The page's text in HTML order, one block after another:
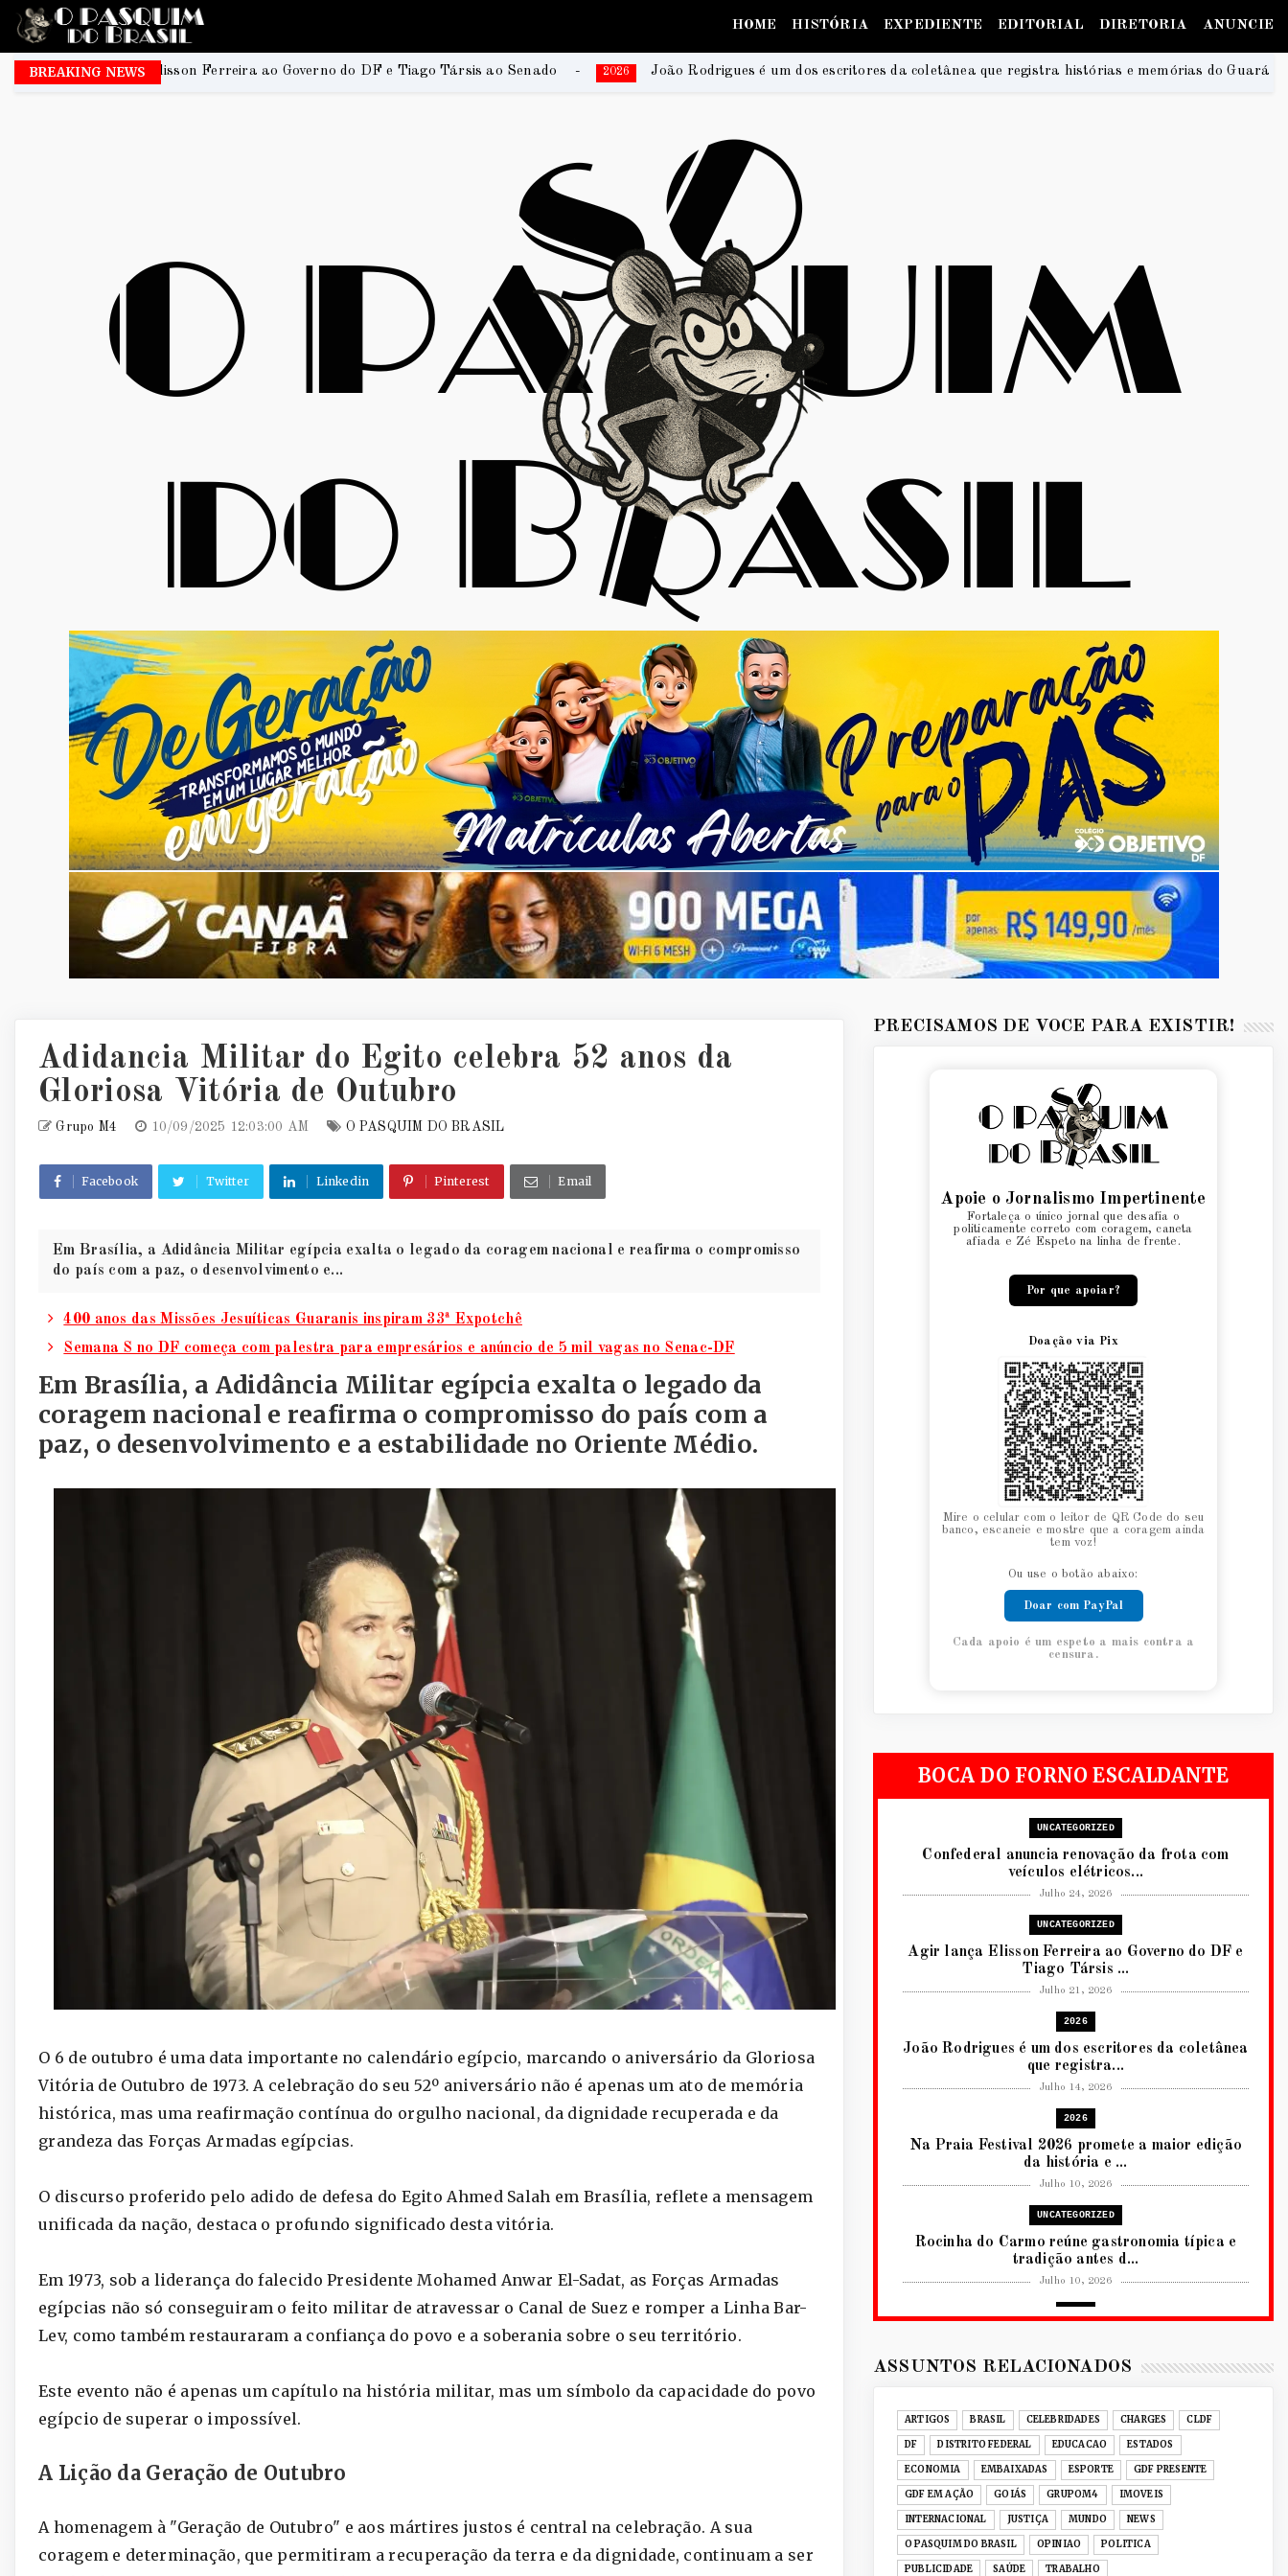
HOME HISTÓRIA EXPEDIENTE EDITORIAL DIRETORIA ANUNCIE
BREAKING NEWS
ao Governo do DF e Tiago Társis ao Senado 2026 João Rodrigues é um dos escritores da coletânea que registra histórias e memórias do Guará 2026 Na Praia Festival
Adidancia Militar do Egito celebra 52 anos da
Gloriosa Vitória de Outubro
Grupo M4 10/09/2025 12:03:00 AM O PASQUIM DO BRASIL
Facebook Twitter Linkedin Pinterest Email
Em Brasília, a Adidância Militar egípcia exalta o legado da coragem nacional e reafirma o compromisso
do país com a paz, o desenvolvimento e...
400 anos das Missões Jesuíticas Guaranis inspiram 33ª Expotchê
Semana S no DF começa com palestra para empresários e anúncio de 5 mil vagas no Senac-DF
Em Brasília, a Adidância Militar egípcia exalta o legado da
coragem nacional e reafirma o compromisso do país com a
paz, o desenvolvimento e a estabilidade no Oriente Médio.
O 6 de outubro é uma data importante no calendário egípcio, marcando o aniversário da Gloriosa
Vitória de Outubro de 1973. A celebração do seu 52º aniversário não é apenas um ato de memória
histórica, mas uma reafirmação contínua do orgulho nacional, da dignidade recuperada e da
grandeza das Forças Armadas egípcias.
O discurso proferido pelo adido de defesa do Egito Ahmed Salah em Brasília, reflete a mensagem
unificada da nação, destaca o profundo significado desta vitória.
Em 1973, sob a liderança do falecido Presidente Mohamed Anwar El-Sadat, as Forças Armadas
egípcias não só conseguiram o feito militar de atravessar o Canal de Suez e romper a Linha Bar-
Lev, como também restauraram a confiança do povo e a soberania sobre o seu território.
Este evento não é apenas um capítulo na história militar, mas um símbolo da capacidade do povo
egípcio de superar o impossível.
A Lição da Geração de Outubro
A homenagem à "Geração de Outubro" e aos mártires justos é central na celebração. A sua
coragem e determinação, que permitiram a recuperação da terra e da dignidade, continuam a ser
PRECISAMOS DE VOCÊ PARA EXISTIR!
Apoie o Jornalismo Impertinente
Fortaleça o único jornal que desafia o
politicamente correto com coragem, caneta
afiada e Zé Espeto na linha de frente.
Por que apoiar?
Doação via Pix
Mire o celular com o leitor de QR Code do seu
banco, escaneie e mostre que a coragem ainda
tem voz!
Ou use o botão abaixo:
Doar com PayPal
Cada apoio é um espeto a mais contra a
censura.
BOCA DO FORNO ESCALDANTE
UNCATEGORIZED
Confederal anuncia renovação da frota com
veículos elétricos...
Julho 24, 2026
UNCATEGORIZED
Agir lança Elisson Ferreira ao Governo do DF e
Tiago Társis ...
Julho 21, 2026
2026
João Rodrigues é um dos escritores da coletânea
que registra...
Julho 14, 2026
2026
Na Praia Festival 2026 promete a maior edição
da história e ...
Julho 10, 2026
UNCATEGORIZED
Rocinha do Carmo reúne gastronomia típica e
tradição antes d...
Julho 10, 2026
BRASÍLIA COM CULTURA, DIPLOM...
UNCATEGORIZED
Senac-DF leva oficinas gastronômicas à 33ª
Expochê com recei...
Junho 15, 2026
ACERVO DIGITAL
Acervo histórico de O Pasquim ganha novas
edições digitais e...
Junho 14, 2026
ASSUNTOS RELACIONADOS
ARTIGOS BRASIL CELEBRIDADES CHARGES CLDF
DF DISTRITO FEDERAL EDUCACAO ESTADOS
ECONOMIA EMBAIXADAS ESPORTE GDF PRESENTE
GDF EM AÇÃO GOIÁS GRUPOM4 IMOVEIS
INTERNACIONAL JUSTIÇA MUNDO NEWS
O PASQUIM DO BRASIL OPINIAO POLITICA
PUBLICIDADE SAÚDE TRABALHO